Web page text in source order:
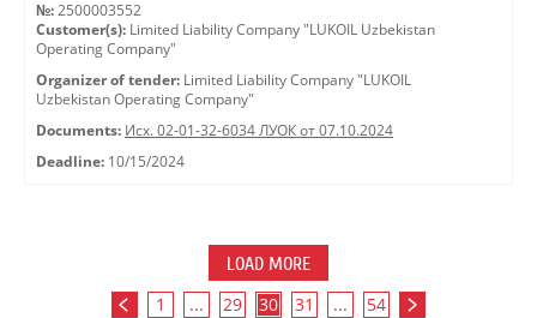
№: 2500003552
Customer(s): Limited Liability Company "LUKOIL Uzbekistan
Operating Company"
Organizer of tender: Limited Liability Company "LUKOIL
Uzbekistan Operating Company"
Documents: Исх. 02-01-32-6034 ЛУОК от 07.10.2024
Deadline: 10/15/2024
LOAD MORE
1 ... 29 30 31 ... 54